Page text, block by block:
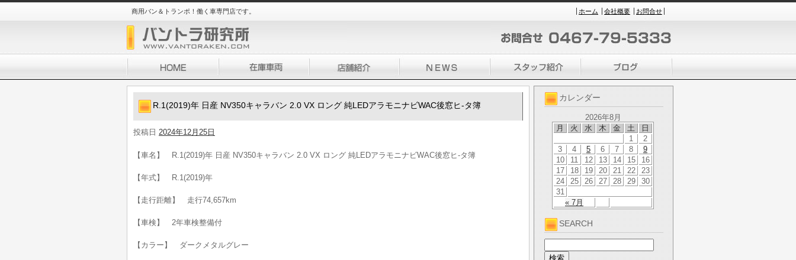
商用バン＆トランポ！働く車専門店です。 ホーム 会社概要 お問合せ
カレンダー
2026年8月
月
火 水 木 金 土 日
« 7月
1
2
3
4 5 6 7 8
9
10
11 12 13 14 15
16
17
18 19 20 21 22
23
24
25 26 27 28 29
30
31
SEARCH
R.1(2019)年 日産 NV350キャラバン 2.0 VX ロング 純LEDアラモニナビWAC後窓ヒ-タ簿
投稿日 2024年12月25日
【車名】 R.1(2019)年 日産 NV350キャラバン 2.0 VX ロング 純LEDアラモニナビWAC後窓ヒ-タ簿
【年式】 R.1(2019)年
【走行距離】 走行74,657km
【車検】 2年車検整備付
【カラー】 ダークメタルグレー